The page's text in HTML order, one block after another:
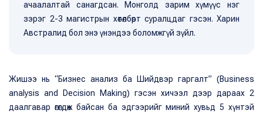
ачаалалтай санагдсан. Монголд зарим хүмүүс нэг
зэрэг 2-3 магистрын хөтөлбөрт суралцдаг гэсэн. Харин
Австралид бол энэ үнэндээ боломжгүй зүйл.
Жишээ нь “Бизнес анализ ба Шийдвэр гаргалт” (Business
analysis and Decision Making) гэсэн хичээл дээр дараах 2
даалгавар өгөгдөж байсан ба эдгээрийг миний хувьд 5 хүнтэй